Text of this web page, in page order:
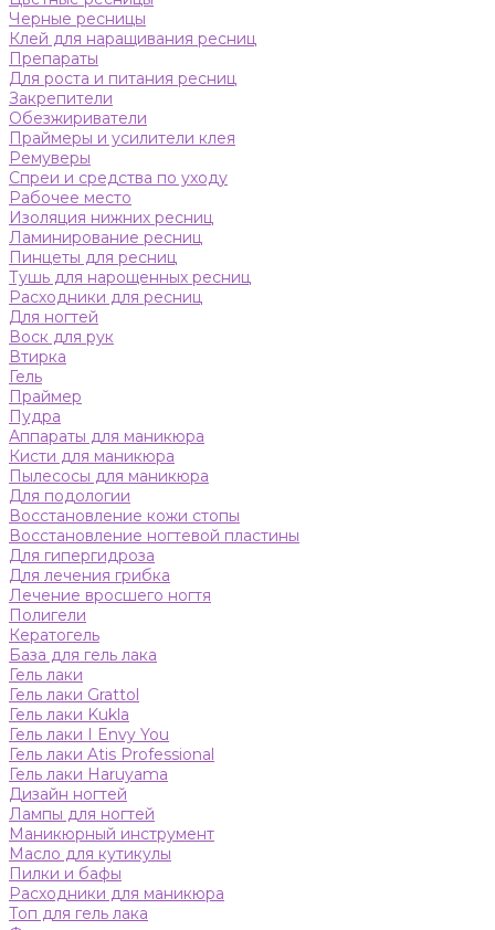
Черные ресницы
Клей для наращивания ресниц
Препараты
Для роста и питания ресниц
Закрепители
Обезжириватели
Праймеры и усилители клея
Ремуверы
Спреи и средства по уходу
Рабочее место
Изоляция нижних ресниц
Ламинирование ресниц
Пинцеты для ресниц
Тушь для нарощенных ресниц
Расходники для ресниц
Для ногтей
Воск для рук
Втирка
Гель
Праймер
Пудра
Аппараты для маникюра
Кисти для маникюра
Пылесосы для маникюра
Для подологии
Восстановление кожи стопы
Восстановление ногтевой пластины
Для гипергидроза
Для лечения грибка
Лечение вросшего ногтя
Полигели
Кератогель
База для гель лака
Гель лаки
Гель лаки Grattol
Гель лаки Kukla
Гель лаки I Envy You
Гель лаки Atis Professional
Гель лаки Haruyama
Дизайн ногтей
Лампы для ногтей
Маникюрный инструмент
Масло для кутикулы
Пилки и бафы
Расходники для маникюра
Топ для гель лака